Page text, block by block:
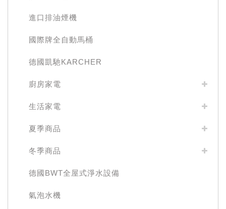
進口排油煙機
國際牌全自動馬桶
德國凱馳KARCHER
廚房家電
生活家電
夏季商品
冬季商品
德國BWT全屋式淨水設備
氣泡水機